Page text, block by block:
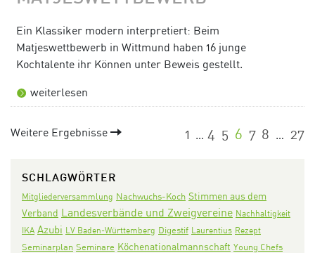
Ein Klassiker modern interpretiert: Beim
Matjeswettbewerb in Wittmund haben 16 junge
Kochtalente ihr Können unter Beweis gestellt.
weiterlesen
Weitere Ergebnisse 1 … 4 5 6 7 8 … 27
SCHLAGWÖRTER
Mitgliederversammlung Nachwuchs-Koch Stimmen aus dem
Verband Landesverbände und Zweigvereine Nachhaltigkeit
IKA Azubi LV Baden-Württemberg Digestif Laurentius Rezept
Seminarplan Seminare Köchenationalmannschaft Young Chefs